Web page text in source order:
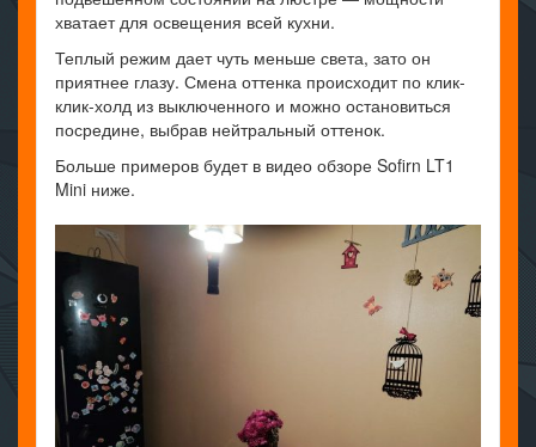
хватает для освещения всей кухни.
Теплый режим дает чуть меньше света, зато он
приятнее глазу. Смена оттенка происходит по клик-
клик-холд из выключенного и можно остановиться
посредине, выбрав нейтральный оттенок.
Больше примеров будет в видео обзоре Sofirn LT1
Mini ниже.